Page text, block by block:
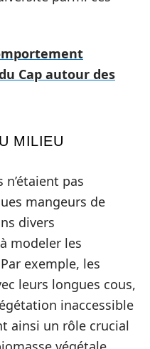
Cap autour des
MILIEU
pas
mangeurs de
divers
modeler les
exemple, les
leurs longues cous,
inaccessible
ainsi un rôle crucial